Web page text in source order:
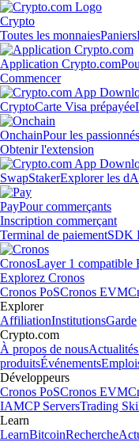
Crypto
Toutes les monnaiesPaniers
Application Crypto.com
Commencer
CryptoCarte Visa prépayée
OnchainPour les
Obtenir l'extension
SwapStakerExplorer les
PayPour commerçants
Inscription commerçant
Terminal de paiementSDK
CronosLayer 1 compatible
Explorez Cronos
Cronos PoSCronos EVM
Explorer
AffiliationInstitutionsGarde
Crypto.com
À propos de nous
produitsÉvénements
Développeurs
Cronos PoSCronos EVM
IAMCP ServersTrading
Learn
LearnBitcoinRecherche